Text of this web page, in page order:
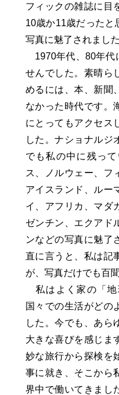
フィックの雑誌に目
10歳か11歳だったと
写真に魅了されました
1970年代、80年代
せんでした。素晴ら
めるには、本、新聞
なかった時代です。
にとってもアクセス
した。ナショナルジ
でも私の中に残っ
ス、ノルウェー、フ
アイスランド、ルー
イ、アフリカ、マダ
ゼンチン、エクアド
ンなどの写真に魅了
直に言うと、私は記
が、写真だけでも百
私はよく家の「地
国々での生活がどの
した。今でも、あら
大きな喜びを感じま
妙な旅行から探検を
事に就き、そこから
界中で働いてきまし